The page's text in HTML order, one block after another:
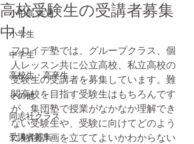
小中高 共通
小学生
中学生
高校生・高卒生
その他
同志社クラス
受講者募集
高校受験生の受講者募集
中！
フロイデ塾では、グループクラス、個
人レッスン共に公立高校、私立高校の
受験生の受講者を募集しています。難
関高校を目指す受験生はもちろんです
が、集団塾で授業がなかなか理解でき
ない受験生や、受験に向けてどのよう
に勉強計画を立ててよいかわからない